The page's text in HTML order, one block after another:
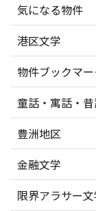
気になる物件
港区文学
物件ブックマー
童話・寓話・
豊洲地区
金融文学
限界アラサー